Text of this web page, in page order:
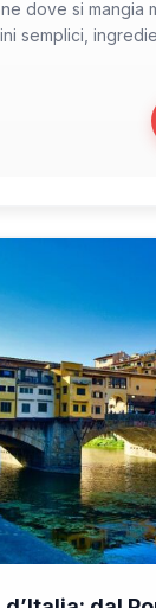
dove si mangia
semplici,